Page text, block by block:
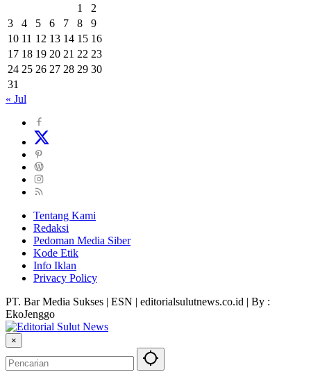
1
2
3
4 5 6 7 8
9
10 11 12 13 14 15 16
17 18 19 20 21 22 23
24 25 26 27 28 29 30
31
« Jul
Tentang Kami
Redaksi
Pedoman Media Siber
Kode Etik
Info Iklan
Privacy Policy
PT. Bar Media Sukses | ESN | editorialsulutnews.co.id | By :
EkoJenggo
×